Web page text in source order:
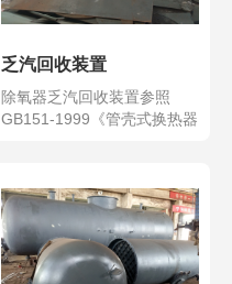
乏汽回收装置
除氧器乏汽回收装置参照
GB151-1999《管壳式换热器